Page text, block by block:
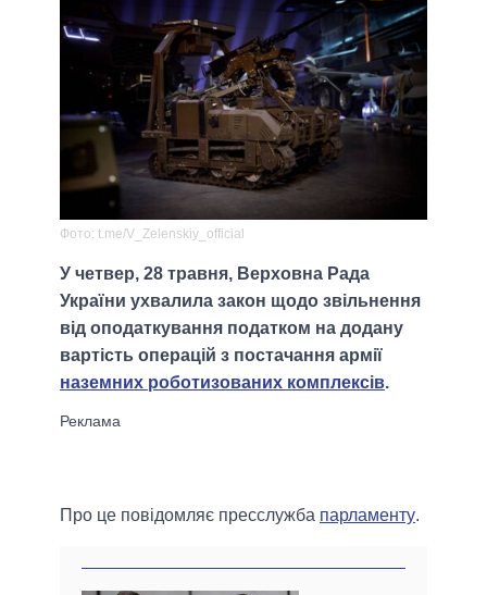
Фото: t.me/V_Zelenskiy_official
У четвер, 28 травня, Верховна Рада
України ухвалила закон щодо звільнення
від оподаткування податком на додану
вартість операцій з постачання армії
наземних роботизованих комплексів.
Про це повідомляє пресслужба парламенту.